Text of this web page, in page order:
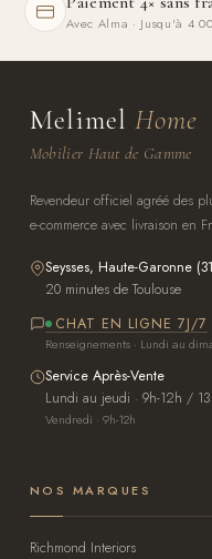
Avec Alma · Jusqu'à 4
Melimel Home
Mobilier Haut de Gamme
Revendeur officiel agréé des
e-commerce avec livraison en
Seysses, Haute-Garonne
20 minutes de Toulouse
CHAT EN LIGNE 7J/7
Renseignements · Lundi au
Service Après-Vente
Lundi au jeudi · 9h-12h /
Vendredi · 9h-12h
NOS MARQUES
Richmond Interiors